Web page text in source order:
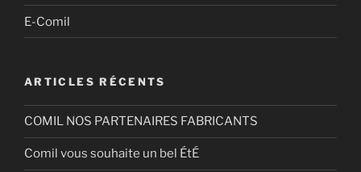
E-Comil
ARTICLES RÉCENTS
COMIL NOS PARTENAIRES FABRICANTS
Comil vous souhaite un bel ÉtÉ